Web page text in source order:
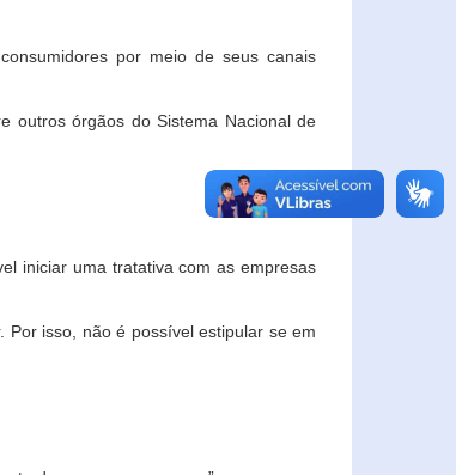
por meio de seus canais
outros órgãos do Sistema Nacional de
iniciar uma tratativa com as empresas
isso, não é possível estipular se em